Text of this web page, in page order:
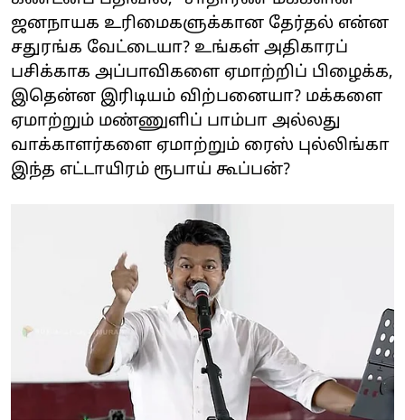
ஜனநாயக உரிமைகளுக்கான தேர்தல் என்ன
சதுரங்க வேட்டையா? உங்கள் அதிகாரப்
பசிக்காக அப்பாவிகளை ஏமாற்றிப் பிழைக்க,
இதென்ன இரிடியம் விற்பனையா? மக்களை
ஏமாற்றும் மண்ணுளிப் பாம்பா அல்லது
வாக்காளர்களை ஏமாற்றும் ரைஸ் புல்லிங்கா
இந்த எட்டாயிரம் ரூபாய் கூப்பன்?